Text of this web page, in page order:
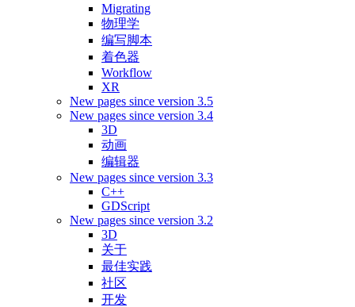
Migrating
物理学
编写脚本
着色器
Workflow
XR
New pages since version 3.5
New pages since version 3.4
3D
动画
编辑器
New pages since version 3.3
C++
GDScript
New pages since version 3.2
3D
关于
最佳实践
社区
开发